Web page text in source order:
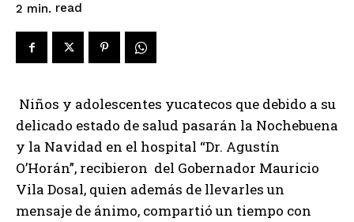
2 min. read
Niños y adolescentes yucatecos que debido a su
delicado estado de salud pasarán la Nochebuena
y la Navidad en el hospital “Dr. Agustín
O’Horán”, recibieron del Gobernador Mauricio
Vila Dosal, quien además de llevarles un
mensaje de ánimo, compartió un tiempo con